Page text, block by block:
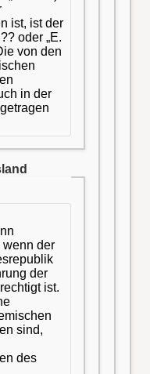
ist, ist der
oder „E.
von den
in der
wenn der
der
ist.
sind,
des